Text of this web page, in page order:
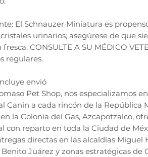
El Schnauzer Miniatura es
urinarios; asegúrese de que
fresca. CONSULTE A SU MÉDICO
regulares.
envió
Pet Shop, nos especializamos
Canin a cada rincón de la República
la Colonia del Gas, Azcapotzalco,
con reparto en toda la Ciudad de
directas en las alcaldías Miguel
Juárez y zonas estratégicas de